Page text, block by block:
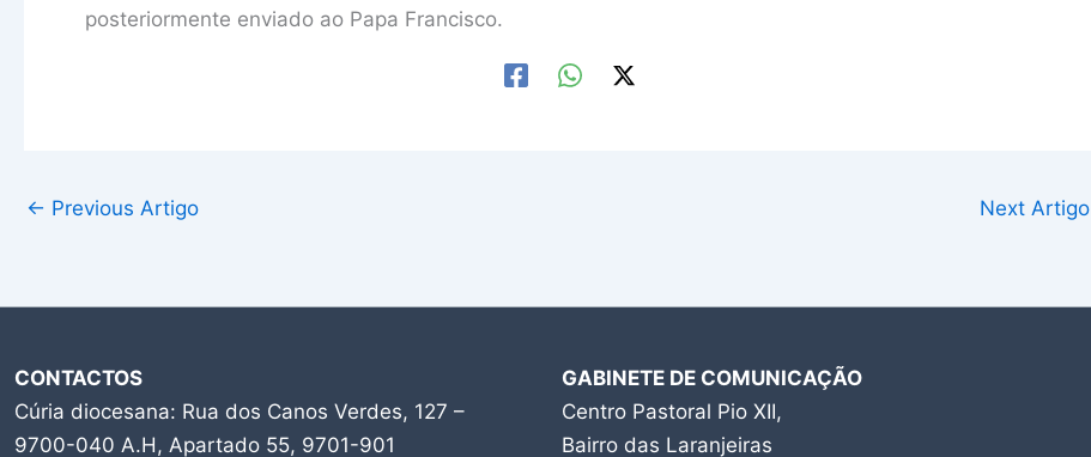
posteriormente enviado ao Papa Francisco.
← Previous Artigo Next Artigo
CONTACTOS
Cúria diocesana: Rua dos Canos Verdes, 127 –
9700-040 A.H, Apartado 55, 9701-901
GABINETE DE COMUNICAÇÃO
Centro Pastoral Pio XII,
Bairro das Laranjeiras